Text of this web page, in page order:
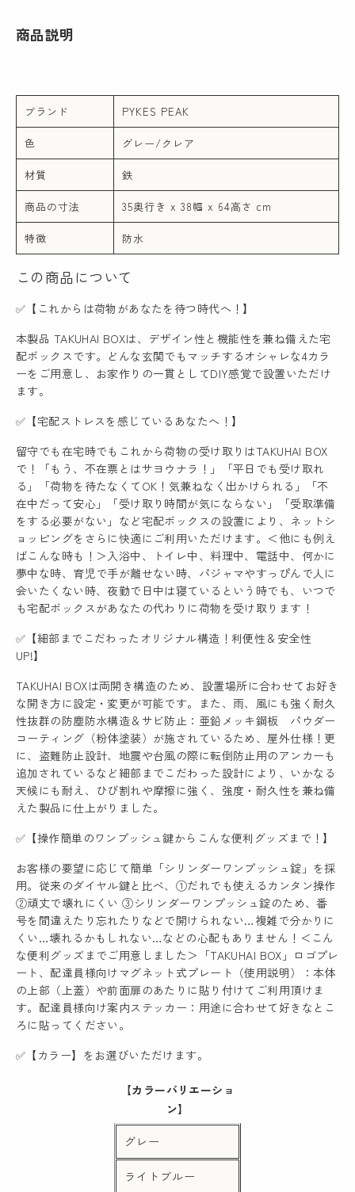
商品説明
ブランド PYKES PEAK
色 グレー/クレア
材質 鉄
商品の寸法 35奥行き x 38幅 x 64高さ cm
特徴 防水
この商品について
✅【これからは荷物があなたを待つ時代へ！】
本製品 TAKUHAI BOXは、デザイン性と機能性を兼ね備えた宅
配ボックスです。どんな玄関でもマッチするオシャレな4カラ
ーをご用意し、お家作りの一貫としてDIY感覚で設置いただけ
ます。
✅【宅配ストレスを感じているあなたへ！】
留守でも在宅時でもこれから荷物の受け取りはTAKUHAI BOX
で！「もう、不在票とはサヨウナラ！」「平日でも受け取れ
る」「荷物を待たなくてOK！気兼ねなく出かけられる」「不
在中だって安心」「受け取り時間が気にならない」「受取準備
をする必要がない」など宅配ボックスの設置により、ネットシ
ョッピングをさらに快適にご利用いただけます。＜他にも例え
ばこんな時も！＞入浴中、トイレ中、料理中、電話中、何かに
夢中な時、育児で手が離せない時、パジャマやすっぴんで人に
会いたくない時、夜勤で日中は寝ているという時でも、いつで
も宅配ボックスがあなたの代わりに荷物を受け取ります！
✅【細部までこだわったオリジナル構造！利便性＆安全性
UP!】
TAKUHAI BOXは両開き構造のため、設置場所に合わせてお好き
な開き方に設定・変更が可能です。また、雨、風にも強く耐久
性抜群の防塵防水構造＆サビ防止：亜鉛メッキ鋼板 パウダー
コーティング（粉体塗装）が施されているため、屋外仕様！更
に、盗難防止設計、地震や台風の際に転倒防止用のアンカーも
追加されているなど細部までこだわった設計により、いかなる
天候にも耐え、ひび割れや摩擦に強く、強度・耐久性を兼ね備
えた製品に仕上がりました。
✅【操作簡単のワンプッシュ鍵からこんな便利グッズまで！】
お客様の要望に応じて簡単「シリンダーワンプッシュ錠」を採
用。従来のダイヤル鍵と比べ、①だれでも使えるカンタン操作
②頑丈で壊れにくい ③シリンダーワンプッシュ錠のため、番
号を間違えたり忘れたりなどで開けられない…複雑で分かりに
くい…壊れるかもしれない…などの心配もありません！＜こん
な便利グッズまでご用意しました＞「TAKUHAI BOX」ロゴプレ
ート、配達員様向けマグネット式プレート（使用説明）：本体
の上部（上蓋）や前面扉のあたりに貼り付けてご利用頂けま
す。配達員様向け案内ステッカー：用途に合わせて好きなとこ
ろに貼ってください。
✅【カラー】をお選びいただけます。
【カラーバリエーショ
ン】
グレー
ライトブルー